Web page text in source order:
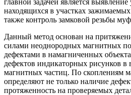
находящихся в участках
также контроль замковой резьбы
Данный метод основан на
силами неоднородных магнитных
дефектами в намагниченных
дефектов индикаторных рисунков в
магнитных частиц. По скоплениям
определяют не только наличие
протяженность на проверяемых